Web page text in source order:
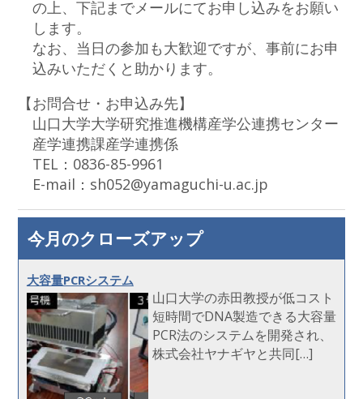
の上、下記までメールにてお申し込みをお願い
します。
なお、当日の参加も大歓迎ですが、事前にお申
込みいただくと助かります。
【お問合せ・お申込み先】
山口大学大学研究推進機構産学公連携センター
産学連携課産学連携係
TEL：0836-85-9961
E-mail：sh052@yamaguchi-u.ac.jp
今月のクローズアップ
大容量PCRシステム
山口大学の赤田教授が低コスト
短時間でDNA製造できる大容量
PCR法のシステムを開発され、
株式会社ヤナギヤと共同[…]